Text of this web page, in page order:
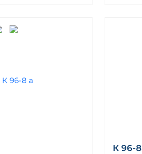
К 96-8